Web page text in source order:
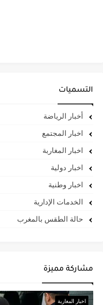
التسميات
أخبار الرياضة
اخبار المجتمع
اخبار المغاربة
اخبار دولية
اخبار وطنية
الخدمات الإدارية
حالة الطقس بالمغرب
مشاركة مميزة
اخبار المغاربة